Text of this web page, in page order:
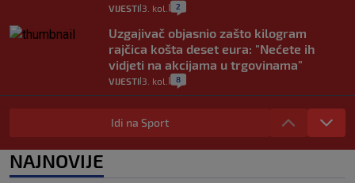
VIJESTI 3. kol. 2
Uzgajivač objasnio zašto kilogram
rajčica košta deset eura: "Nećete ih
vidjeti na akcijama u trgovinama"
VIJESTI 3. kol. 8
Selidba je jedno od stresnijih iskustava.
Evo aktualnih cijena i nekoliko savjeta
VIJESTI 2. kol. 0
Idi na Sport
NAJNOVIJE